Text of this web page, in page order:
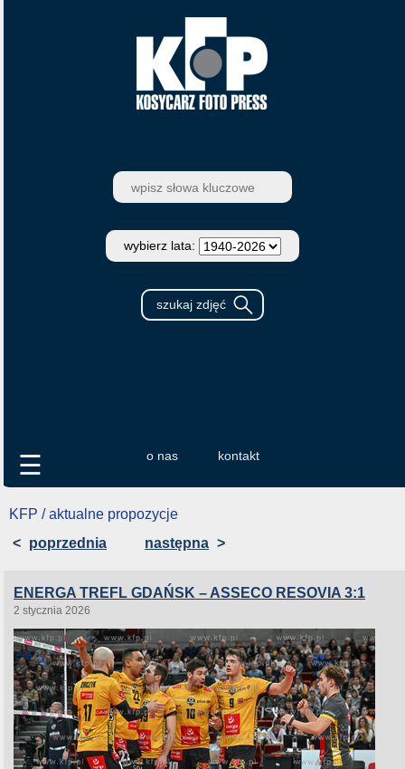
wybierz lata:
o nas kontakt
☰
KFP / aktualne propozycje
< poprzednia następna >
ENERGA TREFL GDAŃSK – ASSECO RESOVIA 3:1
2 stycznia 2026